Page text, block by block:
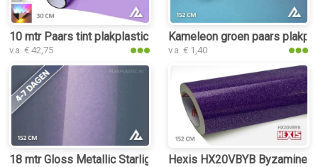
10 mtr Paars tint plakplastic
v.a. € 42,75
Kameleon groen paars
v.a. € 1,40
18 mtr Gloss Metallic Starlight Grey Phantom 3016 plakplastic
Hexis HX20VBYB Byzamine